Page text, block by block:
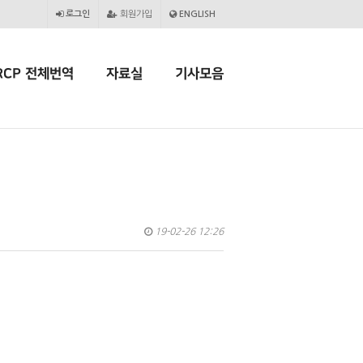
ENGLISH
회원가입
로그인
전체번역 자료실 기사모음
19-02-26 12:26